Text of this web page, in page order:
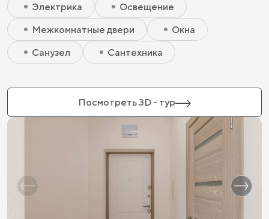
Электрика
Освещение
Межкомнатные двери
Окна
Санузел
Сантехника
Посмотреть 3D - тур